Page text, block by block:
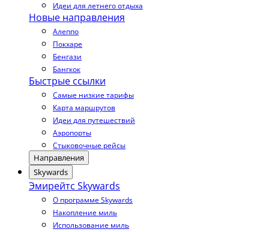
Идеи для летнего отдыха
Новые направления
Алеппо
Покхаре
Бенгази
Бангкок
Быстрые ссылки
Самые низкие тарифы
Карта маршрутов
Идеи для путешествий
Аэропорты
Стыковочные рейсы
Направления
Skywards
Эмирейтс Skywards
О программе Skywards
Накопление миль
Использование миль